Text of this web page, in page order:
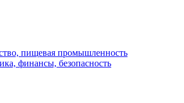
пищевая промышленность
финансы, безопасность